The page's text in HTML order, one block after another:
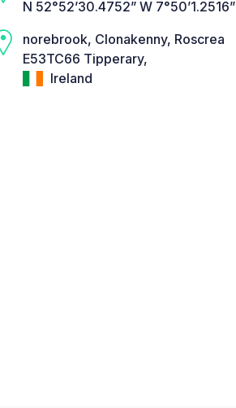
N 52°52’30.4752” W 7°50’1.2516”
norebrook, Clonakenny, Roscrea
E53TC66 Tipperary,
Ireland